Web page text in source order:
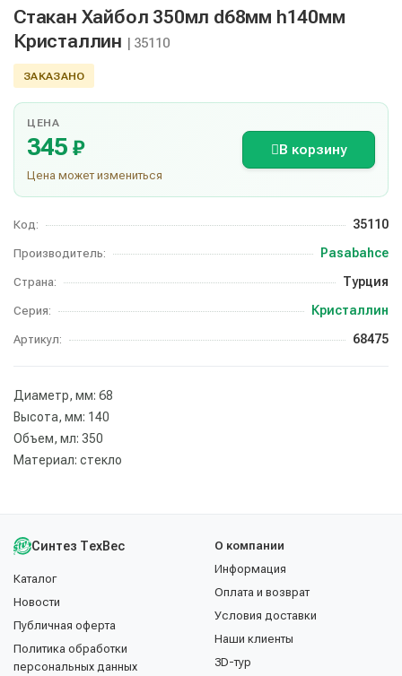
Стакан Хайбол 350мл d68мм h140мм
Кристаллин | 35110
ЗАКАЗАНО
ЦЕНА
345 ₽
Цена может измениться
В корзину
Код: 35110
Производитель: Pasabahce
Страна: Турция
Серия: Кристаллин
Артикул: 68475
Диаметр, мм: 68
Высота, мм: 140
Объем, мл: 350
Материал: стекло
Синтез ТехВес
Каталог
Новости
Публичная оферта
Политика обработки
персональных данных
О компании
Информация
Оплата и возврат
Условия доставки
Наши клиенты
3D-тур